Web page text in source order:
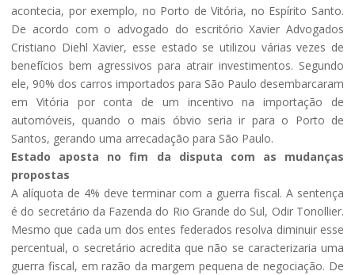
acontecia, por exemplo, no Porto de Vitória, no Espírito Santo.
De acordo com o advogado do escritório Xavier Advogados
Cristiano Diehl Xavier, esse estado se utilizou várias vezes de
benefícios bem agressivos para atrair investimentos. Segundo
ele, 90% dos carros importados para São Paulo desembarcaram
em Vitória por conta de um incentivo na importação de
automóveis, quando o mais óbvio seria ir para o Porto de
Santos, gerando uma arrecadação para São Paulo.
Estado aposta no fim da disputa com as mudanças
propostas
A alíquota de 4% deve terminar com a guerra fiscal. A sentença
é do secretário da Fazenda do Rio Grande do Sul, Odir Tonollier.
Mesmo que cada um dos entes federados resolva diminuir esse
percentual, o secretário acredita que não se caracterizaria uma
guerra fiscal, em razão da margem pequena de negociação. De